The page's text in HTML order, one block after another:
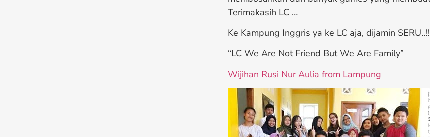
Terimakasih LC …
Ke Kampung Inggris ya ke LC aja, dijamin SERU..!!
“LC We Are Not Friend But We Are Family”
Wijihan Rusi Nur Aulia from Lampung